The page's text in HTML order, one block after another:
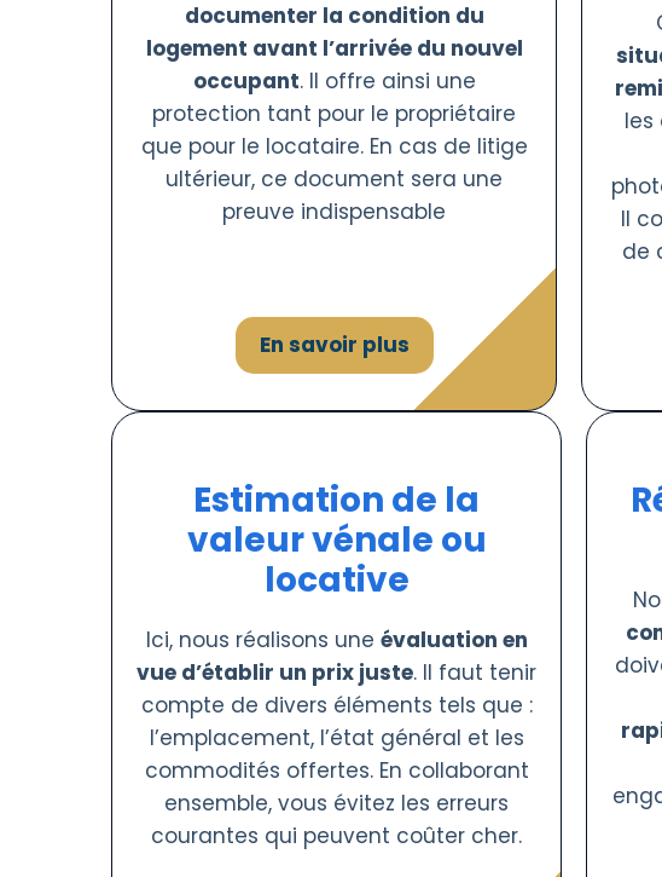
documenter la condition du
logement avant l’arrivée du nouvel
occupant. Il offre ainsi une
protection tant pour le propriétaire
que pour le locataire. En cas de litige
ultérieur, ce document sera une
preuve indispensable
En savoir plus
les
Il
de
Estimation de la
valeur vénale ou
locative
Ici, nous réalisons une évaluation en
vue d’établir un prix juste. Il faut tenir
compte de divers éléments tels que :
l’emplacement, l’état général et les
commodités offertes. En collaborant
ensemble, vous évitez les erreurs
courantes qui peuvent coûter cher.